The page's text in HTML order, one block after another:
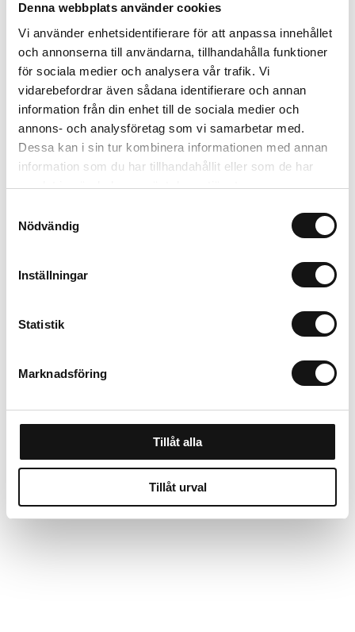
Denna webbplats använder cookies
Vi använder enhetsidentifierare för att anpassa innehållet
och annonserna till användarna, tillhandahålla funktioner
för sociala medier och analysera vår trafik. Vi
vidarebefordrar även sådana identifierare och annan
information från din enhet till de sociala medier och
annons- och analysföretag som vi samarbetar med.
Dessa kan i sin tur kombinera informationen med annan
information som du har tillhandahållit eller som de har
samlat in när du har använt deras tjänster.
Nödvändig
Inställningar
Statistik
Marknadsföring
Tillåt alla
Tillåt urval
Finns i lager (20 st)
Inkl. moms: 35 kr
Lägg i varukorgen
Trygg betalning
Beskrivning